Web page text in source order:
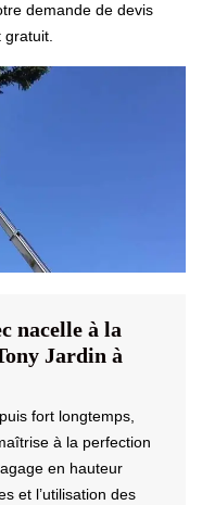
demande de devis
nacelle à la
Jardin à
fort longtemps,
à la perfection
en hauteur
et l’utilisation des